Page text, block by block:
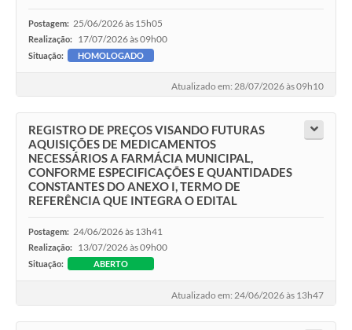
Postagem: 25/06/2026 às 15h05
Realização: 17/07/2026 às 09h00
Situação: HOMOLOGADO
Atualizado em: 28/07/2026 às 09h10
REGISTRO DE PREÇOS VISANDO FUTURAS
AQUISIÇÕES DE MEDICAMENTOS
NECESSÁRIOS A FARMÁCIA MUNICIPAL,
CONFORME ESPECIFICAÇÕES E QUANTIDADES
CONSTANTES DO ANEXO I, TERMO DE
REFERÊNCIA QUE INTEGRA O EDITAL
Postagem: 24/06/2026 às 13h41
Realização: 13/07/2026 às 09h00
Situação: ABERTO
Atualizado em: 24/06/2026 às 13h47